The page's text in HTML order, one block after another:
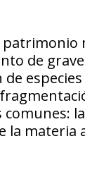
de
la materia